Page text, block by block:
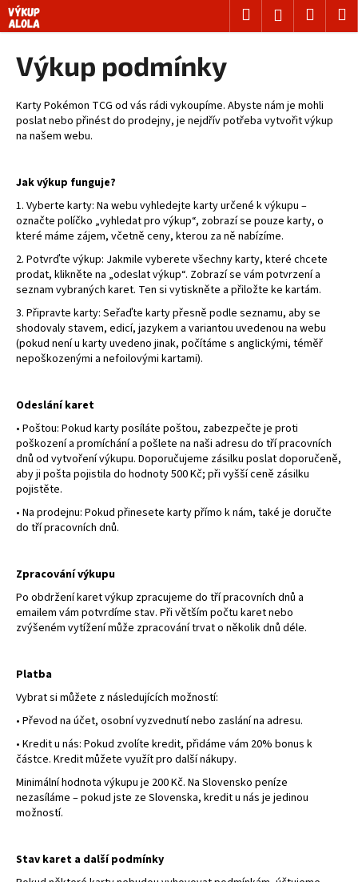
Přejít
na
obsah
Hledat Přihlášení
Výkup podmínky
Karty Pokémon TCG od vás rádi vykoupíme. Abyste nám je mohli
poslat nebo přinést do prodejny, je nejdřív potřeba vytvořit výkup
na našem webu.
Jak výkup funguje?
1. Vyberte karty: Na webu vyhledejte karty určené k výkupu –
označte políčko „vyhledat pro výkup“, zobrazí se pouze karty, o
které máme zájem, včetně ceny, kterou za ně nabízíme.
2. Potvrďte výkup: Jakmile vyberete všechny karty, které chcete
prodat, klikněte na „odeslat výkup“. Zobrazí se vám potvrzení a
seznam vybraných karet. Ten si vytiskněte a přiložte ke kartám.
3. Připravte karty: Seřaďte karty přesně podle seznamu, aby se
shodovaly stavem, edicí, jazykem a variantou uvedenou na webu
(pokud není u karty uvedeno jinak, počítáme s anglickými, téměř
nepoškozenými a nefoilovými kartami).
Odeslání karet
• Poštou: Pokud karty posíláte poštou, zabezpečte je proti
poškození a promíchání a pošlete na naši adresu do tří pracovních
dnů od vytvoření výkupu. Doporučujeme zásilku poslat doporučeně,
aby ji pošta pojistila do hodnoty 500 Kč; při vyšší ceně zásilku
pojistěte.
• Na prodejnu: Pokud přinesete karty přímo k nám, také je doručte
do tří pracovních dnů.
Zpracování výkupu
Po obdržení karet výkup zpracujeme do tří pracovních dnů a
emailem vám potvrdíme stav. Při větším počtu karet nebo
zvýšeném vytížení může zpracování trvat o několik dnů déle.
Platba
Vybrat si můžete z následujících možností:
• Převod na účet, osobní vyzvednutí nebo zaslání na adresu.
• Kredit u nás: Pokud zvolíte kredit, přidáme vám 20% bonus k
částce. Kredit můžete využít pro další nákupy.
Minimální hodnota výkupu je 200 Kč. Na Slovensko peníze
nezasíláme – pokud jste ze Slovenska, kredit u nás je jedinou
možností.
Stav karet a další podmínky
K
o
o
p
ř
e
b
u
j
e
t
e
n
j
t
?
D
o
o
u
č
u
j
m
e
MEGA
EVOLUTION